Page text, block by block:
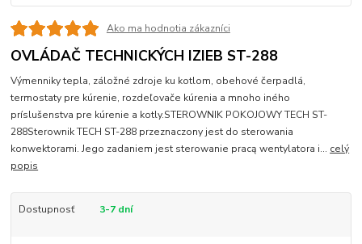
Ako ma hodnotia zákazníci
OVLÁDAČ TECHNICKÝCH IZIEB ST-288
Výmenniky tepla, záložné zdroje ku kotlom, obehové čerpadlá,
termostaty pre kúrenie, rozdeľovače kúrenia a mnoho iného
príslušenstva pre kúrenie a kotly.STEROWNIK POKOJOWY TECH ST-
288Sterownik TECH ST-288 przeznaczony jest do sterowania
konwektorami. Jego zadaniem jest sterowanie pracą wentylatora i... celý
popis
Dostupnosť 3-7 dní